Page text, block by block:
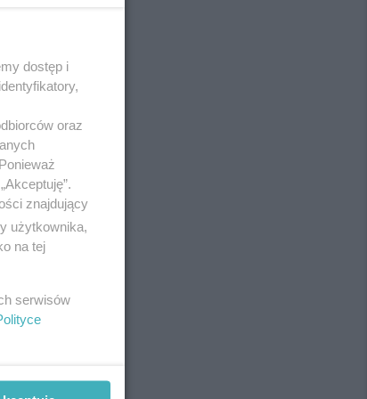
REKLAMA
dostęp i
oraz
znajdujący
użytkownika,
na tej
serwisów